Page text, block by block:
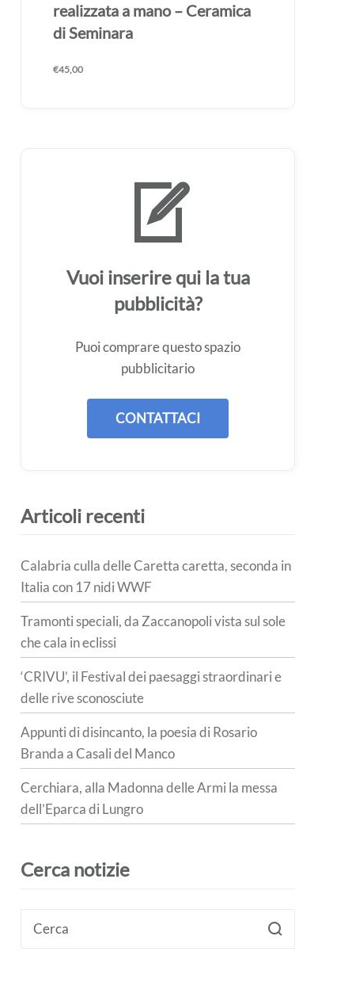
realizzata a mano – Ceramica
di Seminara
€45,00
Vuoi inserire qui la tua
pubblicità?
Puoi comprare questo spazio
pubblicitario
CONTATTACI
Articoli recenti
Calabria culla delle Caretta caretta, seconda in
Italia con 17 nidi WWF
Tramonti speciali, da Zaccanopoli vista sul sole
che cala in eclissi
‘CRIVU’, il Festival dei paesaggi straordinari e
delle rive sconosciute
Appunti di disincanto, la poesia di Rosario
Branda a Casali del Manco
Cerchiara, alla Madonna delle Armi la messa
dell’Eparca di Lungro
Cerca notizie